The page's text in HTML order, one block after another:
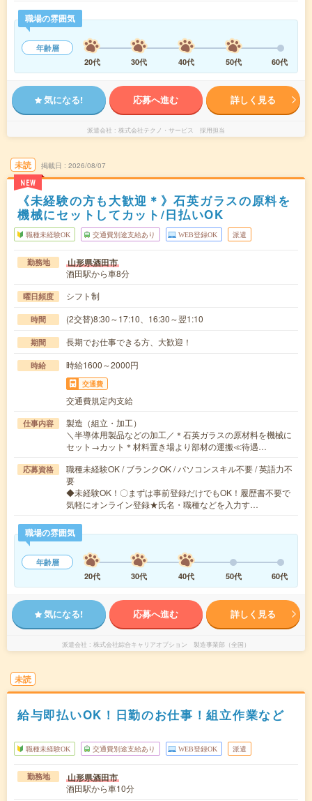
職場の雰囲気
年齢層
20代
30代 40代 50代 60代
気になる! 応募へ進む 詳しく見る
派遣会社 株式会社テクノ・サービス 採用担当
未読
NEW
掲載日 2026/08/07
《未経験の方も大歓迎＊》石英ガラスの原料を
機械にセットしてカット/日払いOK
職種未経験OK 交通費別途支給あり WEB登録OK 派遣
勤務地 山形県酒田市
酒田駅から車8分
曜日頻度 シフト制
時間 (2交替)8:30～17:10、16:30～翌1:10
期間 長期でお仕事できる方、大歓迎！
時給 時給1600～2000円
交通費
交通費規定内支給
仕事内容
製造（組立・加工）
＼半導体用製品などの加工／＊石英ガラスの原材料を機械に
セット→カット＊材料置き場より部材の運搬≪待遇…
応募資格
職種未経験OK / ブランクOK / パソコンスキル不要 / 英語力不
要
◆未経験OK！〇まずは事前登録だけでもOK！履歴書不要で
気軽にオンライン登録★氏名・職種などを入力す…
職場の雰囲気
年齢層
20代
30代 40代 50代 60代
気になる! 応募へ進む 詳しく見る
派遣会社 株式会社綜合キャリアオプション 製造事業部（全国）
未読
給与即払いOK！日勤のお仕事！組立作業など
職種未経験OK 交通費別途支給あり WEB登録OK 派遣
勤務地 山形県酒田市
酒田駅から車10分